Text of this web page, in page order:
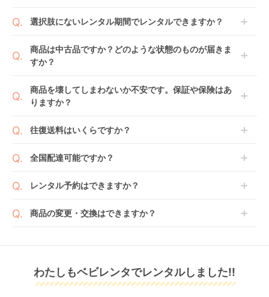
開始日1日目となります。
日までに配送業者（佐川急便）に商品の引渡しとなり
ます。
選択肢にないレンタル期間でレンタルできますか？
間の利用が可能です。
例えば4ヶ月の場合、3ヶ月レンタル＋1ヶ月延長とし
の上で、早期にご返却ください。
商品は中古品ですか？どのような状態のものが届きま
すか？
のもございます。
新品商品はメーカーから仕入れた状態のものをお送り
走行テストを行う場合がございます。
となる場合がございます。その際、メーカーの都合に
場合や、在庫切れによりご注文をキャンセルさせてい
い。
※万が一キャンセルとなった場合には、代金は全額ご
てお届けしております。そのため、小さなキズや使用
感はございますが、故障や大きなキズ、シミなどのリ
商品を壊してしまわないか不安です。保証や保険はあ
りますか？
おります。
ョンをご購入ください。
詳しくはこちらをご確認ください。
往復送料はいくらですか？
へ入れ、カートページから住所を入力すると送料が確
全国配達可能ですか？
※空港への配達はご対応できかねますのであらかじめ
レンタル予約はできますか？
可能ですので、商品のご注文時にご希望のお日にちに
商品の変更・交換はできますか？
また、レンタル期間の変更も商品発送前であれば変更
可能です。
わたしもベビレンタでレンタルしました!!